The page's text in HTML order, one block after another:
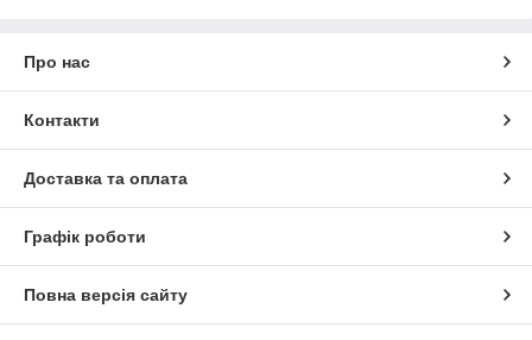
Про нас
Контакти
Доставка та оплата
Графік роботи
Повна версія сайту